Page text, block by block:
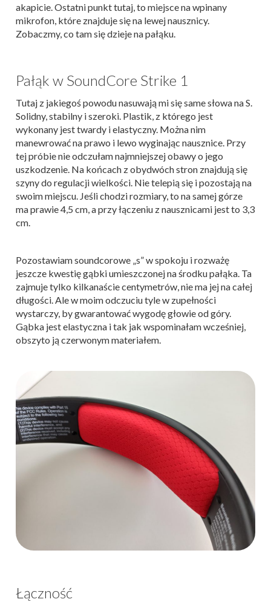
akapicie. Ostatni punkt tutaj, to miejsce na wpinany
mikrofon, które znajduje się na lewej nausznicy.
Zobaczmy, co tam się dzieje na pałąku.
Pałąk w SoundCore Strike 1
Tutaj z jakiegoś powodu nasuwają mi się same słowa na S.
Solidny, stabilny i szeroki. Plastik, z którego jest
wykonany jest twardy i elastyczny. Można nim
manewrować na prawo i lewo wyginając nausznice. Przy
tej próbie nie odczułam najmniejszej obawy o jego
uszkodzenie. Na końcach z obydwóch stron znajdują się
szyny do regulacji wielkości. Nie telepią się i pozostają na
swoim miejscu. Jeśli chodzi rozmiary, to na samej górze
ma prawie 4,5 cm, a przy łączeniu z nausznicami jest to 3,3
cm.
Pozostawiam soundcorowe „s” w spokoju i rozważę
jeszcze kwestię gąbki umieszczonej na środku pałąka. Ta
zajmuje tylko kilkanaście centymetrów, nie ma jej na całej
długości. Ale w moim odczuciu tyle w zupełności
wystarczy, by gwarantować wygodę głowie od góry.
Gąbka jest elastyczna i tak jak wspominałam wcześniej,
obszyto ją czerwonym materiałem.
Łączność